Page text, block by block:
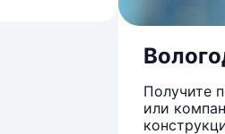
Получите
или